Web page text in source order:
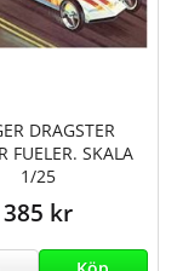
DRAGSTER
FUELER. SKALA
1/25
385 kr